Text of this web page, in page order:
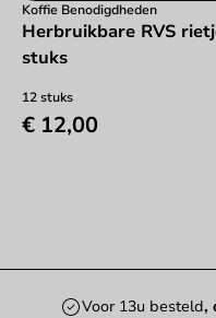
Koffie Benodigdheden
Herbruikbare RVS
stuks
12 stuks
€ 12,00
Voor 13u besteld,